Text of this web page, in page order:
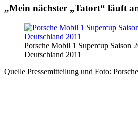
„Mein nächster „Tatort“ läuft
Porsche Mobil 1 Supercup Saison
Deutschland 2011
Quelle Pressemitteilung und Foto: